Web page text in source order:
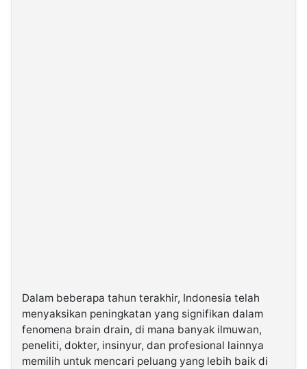
Dalam beberapa tahun terakhir, Indonesia telah
menyaksikan peningkatan yang signifikan dalam
fenomena brain drain, di mana banyak ilmuwan,
peneliti, dokter, insinyur, dan profesional lainnya
memilih untuk mencari peluang yang lebih baik di